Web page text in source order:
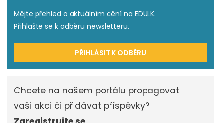
Mějte přehled o aktuálním dění na EDULK.
Přihlašte se k odběru newsletteru.
PŘIHLÁSIT K ODBĚRU
Chcete na našem portálu propagovat
vaši akci či přidávat příspěvky?